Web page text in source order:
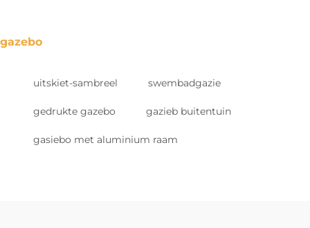
gazebo
uitskiet-sambreel swembadgazie
gedrukte gazebo gazieb buitentuin
gasiebo met aluminium raam